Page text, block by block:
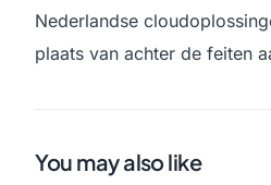
Nederlandse
plaats van achter de feiten
You may also like